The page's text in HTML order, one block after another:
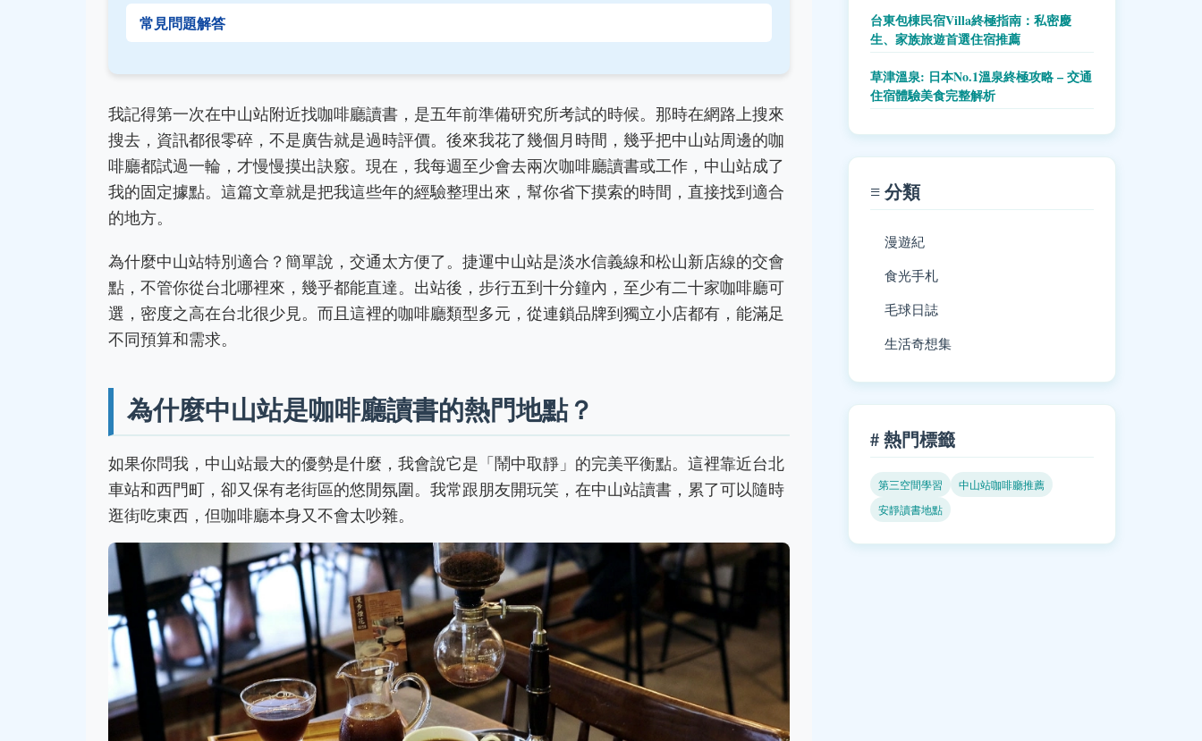
常見問題解答
我記得第一次在中山站附近找咖啡廳讀書，是五年前準備研究所考試的時候。那時在網路上搜來
搜去，資訊都很零碎，不是廣告就是過時評價。後來我花了幾個月時間，幾乎把中山站周邊的咖
啡廳都試過一輪，才慢慢摸出訣竅。現在，我每週至少會去兩次咖啡廳讀書或工作，中山站成了
我的固定據點。這篇文章就是把我這些年的經驗整理出來，幫你省下摸索的時間，直接找到適合
的地方。
為什麼中山站特別適合？簡單說，交通太方便了。捷運中山站是淡水信義線和松山新店線的交會
點，不管你從台北哪裡來，幾乎都能直達。出站後，步行五到十分鐘內，至少有二十家咖啡廳可
選，密度之高在台北很少見。而且這裡的咖啡廳類型多元，從連鎖品牌到獨立小店都有，能滿足
不同預算和需求。
為什麼中山站是咖啡廳讀書的熱門地點？
如果你問我，中山站最大的優勢是什麼，我會說它是「鬧中取靜」的完美平衡點。這裡靠近台北
車站和西門町，卻又保有老街區的悠閒氛圍。我常跟朋友開玩笑，在中山站讀書，累了可以隨時
逛街吃東西，但咖啡廳本身又不會太吵雜。
台東包棟民宿Villa終極指南：私密慶
生、家族旅遊首選住宿推薦
草津溫泉: 日本No.1溫泉終極攻略 – 交通
住宿體驗美食完整解析
≡ 分類
漫遊紀
食光手札
毛球日誌
生活奇想集
# 熱門標籤
第三空間學習
中山站咖啡廳推薦
安靜讀書地點